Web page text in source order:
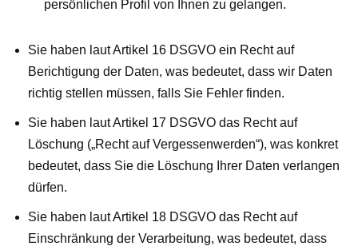
persönlichen Profil von Ihnen zu gelangen.
Sie haben laut Artikel 16 DSGVO ein Recht auf
Berichtigung der Daten, was bedeutet, dass wir Daten
richtig stellen müssen, falls Sie Fehler finden.
Sie haben laut Artikel 17 DSGVO das Recht auf
Löschung („Recht auf Vergessenwerden“), was konkret
bedeutet, dass Sie die Löschung Ihrer Daten verlangen
dürfen.
Sie haben laut Artikel 18 DSGVO das Recht auf
Einschränkung der Verarbeitung, was bedeutet, dass